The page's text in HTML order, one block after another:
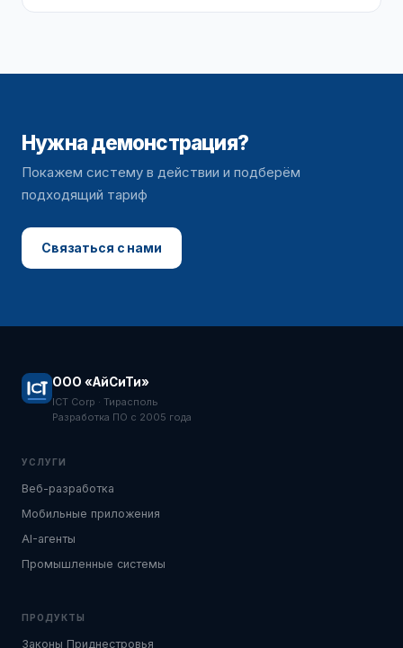
Нужна демонстрация?
Покажем систему в действии и подберём
подходящий тариф
Связаться с нами
ООО «АйСиТи»
ICT Corp · Тирасполь
Разработка ПО с 2005 года
УСЛУГИ
Веб-разработка
Мобильные приложения
AI-агенты
Промышленные системы
ПРОДУКТЫ
Законы Приднестровья